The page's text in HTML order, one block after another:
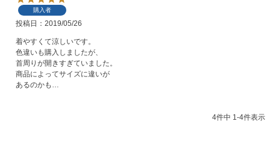
購入者
投稿日 2019/05/26
着やすくて涼しいです。
色違いも購入しましたが、
首周りが開きすぎていました。
商品によってサイズに違いが
あるのかも…
4件中 1-4件表示